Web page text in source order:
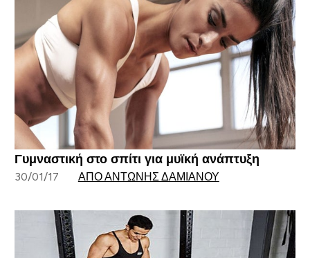
Γυμναστική στο σπίτι για μυϊκή ανάπτυξη
30/01/17 ΑΠΌ ΑΝΤΏΝΗΣ ΔΑΜΙΑΝΟΎ